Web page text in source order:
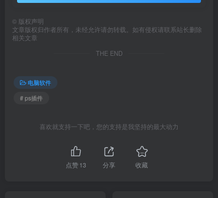
© 版权声明
文章版权归作者所有，未经允许请勿转载。如有侵权请联系站长删除
相关文章
THE END
电脑软件
# ps插件
喜欢就支持一下吧，您的支持是我坚持的最大动力
点赞13 分享 收藏